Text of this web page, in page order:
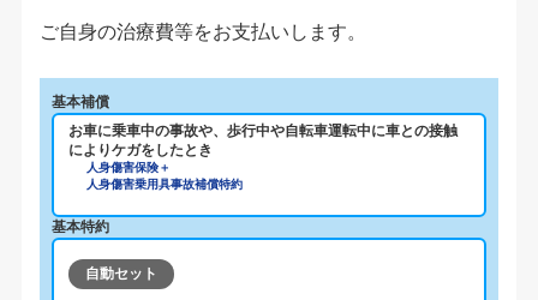
ご自身の治療費等をお支払いします。
基本補償
お車に乗車中の事故や、歩行中や自転車運転中に車との接触
によりケガをしたとき
人身傷害保険＋
人身傷害乗用具事故補償特約
基本特約
自動セット